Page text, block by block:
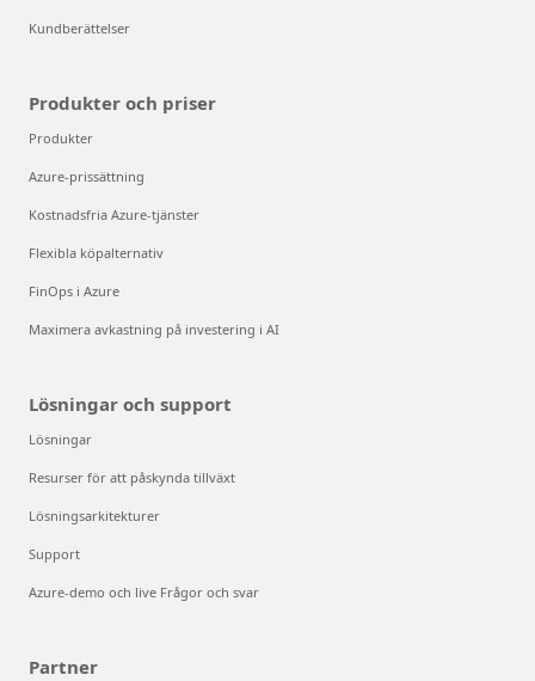
Kundberättelser
Produkter och priser
Produkter
Azure-prissättning
Kostnadsfria Azure-tjänster
Flexibla köpalternativ
FinOps i Azure
Maximera avkastning på investering i AI
Lösningar och support
Lösningar
Resurser för att påskynda tillväxt
Lösningsarkitekturer
Support
Azure-demo och live Frågor och svar
Partner